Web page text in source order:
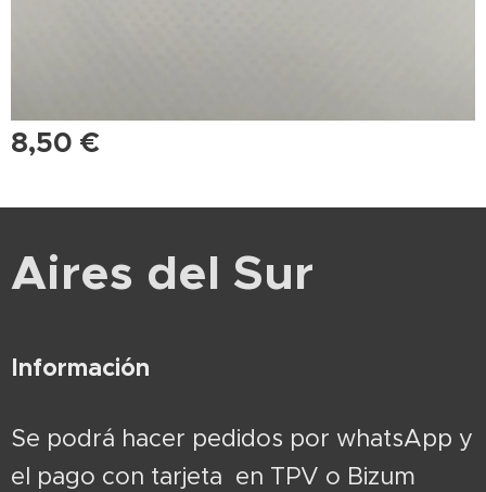
8,50 €
Aires del Sur
Información
Se podrá hacer pedidos por whatsApp y
el pago con tarjeta en TPV o Bizum